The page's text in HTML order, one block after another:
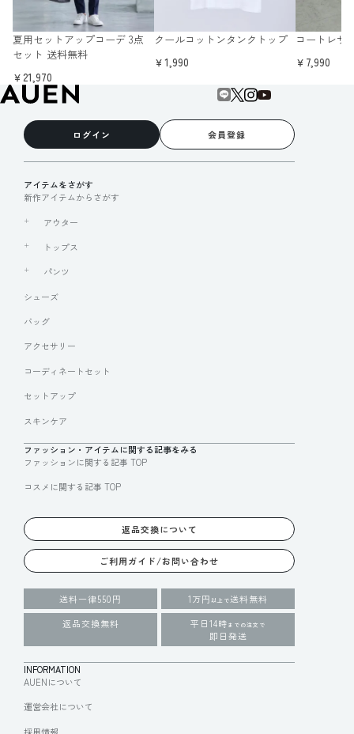
夏用セットアップコーデ 3点
セット 送料無料
￥21,970
クールコットンタンクトップ
￥1,990
コートレザ
￥7,990
ログイン 会員登録
アイテムをさがす
新作アイテムからさがす
アウター
トップス
パンツ
シューズ
バッグ
アクセサリー
コーディネートセット
セットアップ
スキンケア
ファッション・アイテムに関する記事をみる
ファッションに関する記事 TOP
コスメに関する記事 TOP
返品交換について
ご利用ガイド/お問い合わせ
送料一律550円 1万円 以上で送料無料
返品交換無料
平日14時 までの注文で
即日発送
INFORMATION
AUENについて
運営会社について
採用情報